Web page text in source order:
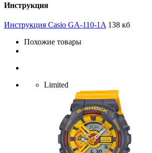
Инструкция
Инструкция Casio GA-110-1A 138 кб
Похожие товары
Limited